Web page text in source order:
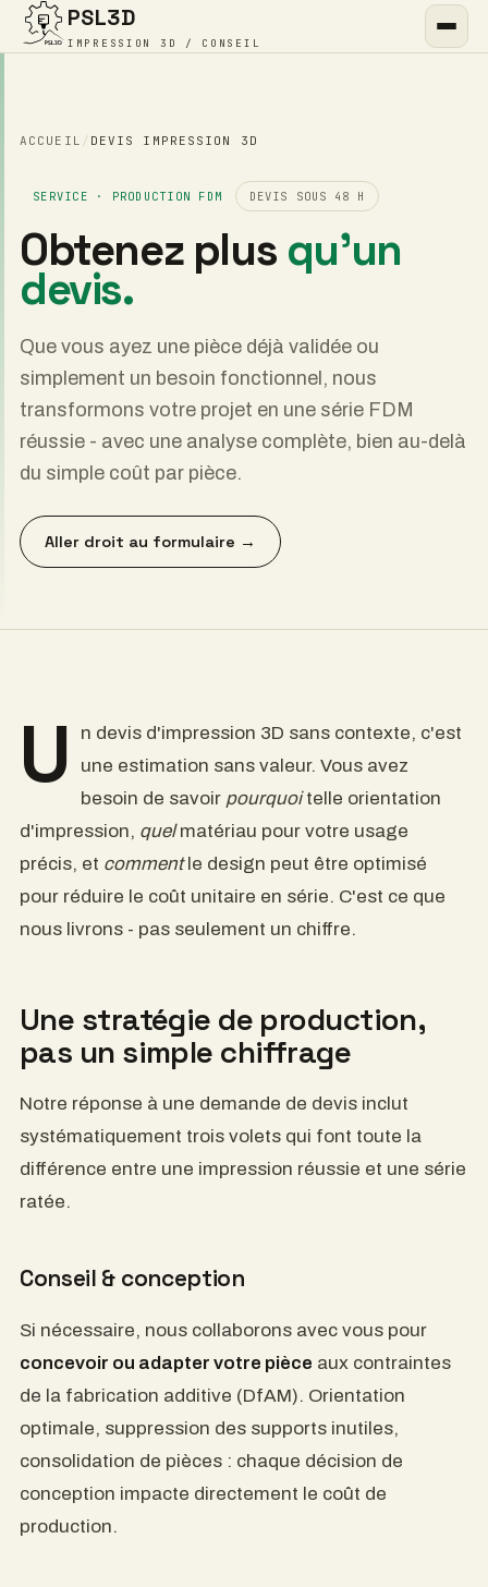
PSL3D
IMPRESSION 3D / CONSEIL
ACCUEIL / DEVIS IMPRESSION 3D
SERVICE · PRODUCTION FDM DEVIS SOUS 48 H
Obtenez plus qu'un
devis.
Que vous ayez une pièce déjà validée ou
simplement un besoin fonctionnel, nous
transformons votre projet en une série FDM
réussie - avec une analyse complète, bien au-delà
du simple coût par pièce.
Aller droit au formulaire →
U
n devis d'impression 3D sans contexte, c'est
une estimation sans valeur. Vous avez
besoin de savoir pourquoitelle orientation
d'impression, quelmatériau pour votre usage
précis, et commentle design peut être optimisé
pour réduire le coût unitaire en série. C'est ce que
nous livrons - pas seulement un chiffre.
Une stratégie de production,
pas un simple chiffrage
Notre réponse à une demande de devis inclut
systématiquement trois volets qui font toute la
différence entre une impression réussie et une série
ratée.
Conseil & conception
Si nécessaire, nous collaborons avec vous pour
concevoir ou adapter votre pièce aux contraintes
de la fabrication additive (DfAM). Orientation
optimale, suppression des supports inutiles,
consolidation de pièces : chaque décision de
conception impacte directement le coût de
production.